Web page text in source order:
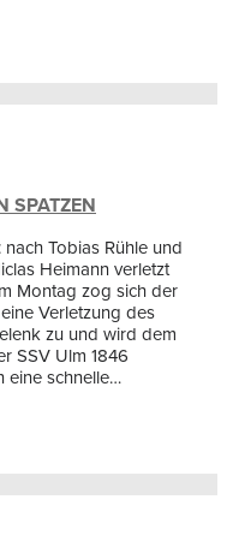
SPATZEN
Tobias Rühle und
Heimann verletzt
Montag zog sich der
Verletzung des
zu und wird dem
SSV Ulm 1846
eine schnelle…